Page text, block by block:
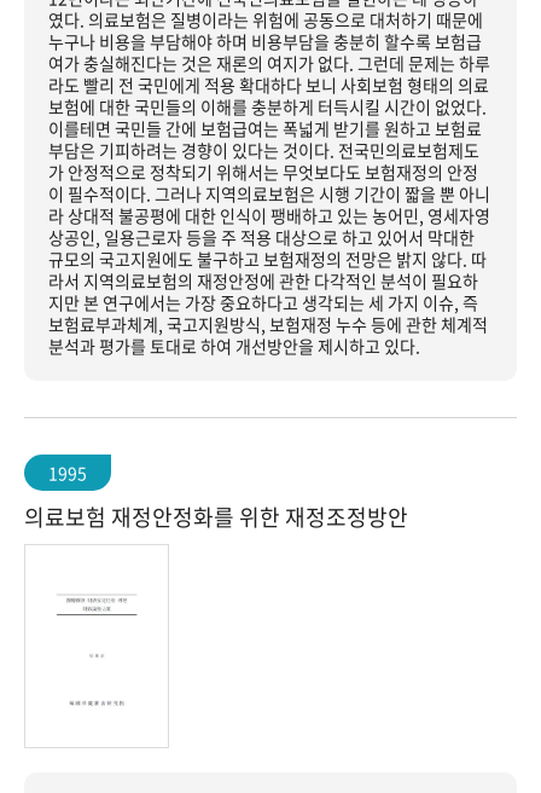
였다. 의료보험은 질병이라는 위험에 공동으로 대처하기 때문에
누구나 비용을 부담해야 하며 비용부담을 충분히 할수록 보험급
여가 충실해진다는 것은 재론의 여지가 없다. 그런데 문제는 하루
라도 빨리 전 국민에게 적용 확대하다 보니 사회보험 형태의 의료
보험에 대한 국민들의 이해를 충분하게 터득시킬 시간이 없었다.
이를테면 국민들 간에 보험급여는 폭넓게 받기를 원하고 보험료
부담은 기피하려는 경향이 있다는 것이다. 전국민의료보험제도
가 안정적으로 정착되기 위해서는 무엇보다도 보험재정의 안정
이 필수적이다. 그러나 지역의료보험은 시행 기간이 짧을 뿐 아니
라 상대적 불공평에 대한 인식이 팽배하고 있는 농어민, 영세자영
상공인, 일용근로자 등을 주 적용 대상으로 하고 있어서 막대한
규모의 국고지원에도 불구하고 보험재정의 전망은 밝지 않다. 따
라서 지역의료보험의 재정안정에 관한 다각적인 분석이 필요하
지만 본 연구에서는 가장 중요하다고 생각되는 세 가지 이슈, 즉
보험료부과체계, 국고지원방식, 보험재정 누수 등에 관한 체계적
분석과 평가를 토대로 하여 개선방안을 제시하고 있다.
1995
의료보험 재정안정화를 위한 재정조정방안